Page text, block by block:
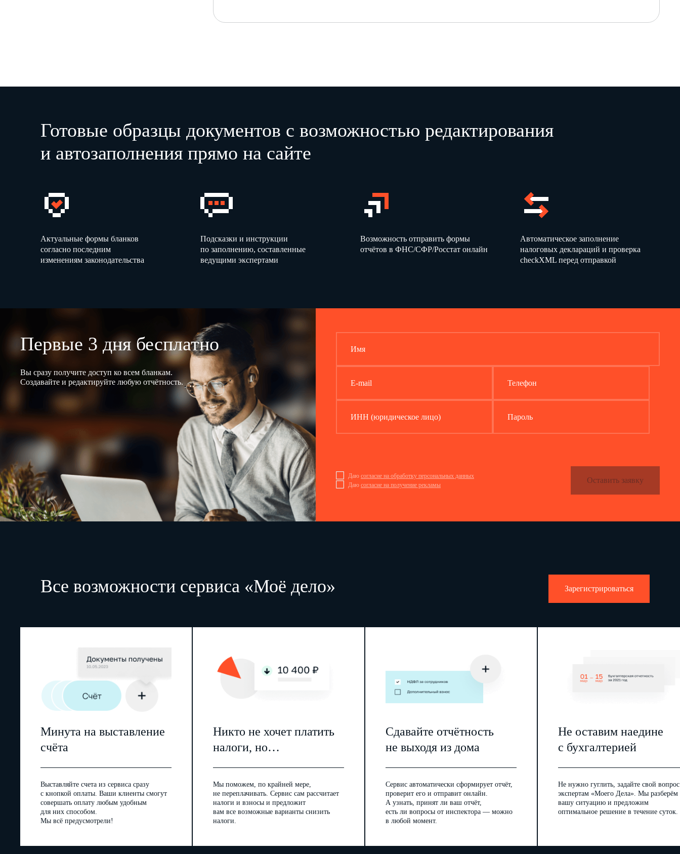
Готовые образцы документов с возможностью редактирования
и автозаполнения прямо на сайте
Актуальные формы бланков
согласно последним
изменениям законодательства
Подсказки и инструкции
по заполнению, составленные
ведущими экспертами
Возможность отправить формы
отчётов в ФНС/СФР/Росстат онлайн
Автоматическое заполнение
налоговых деклараций и проверка
checkXML перед отправкой
Первые 3 дня бесплатно
Вы сразу получите доступ ко всем бланкам.
Создавайте и редактируйте любую отчётность.
Имя
E-mail Телефон
ИНН (юридическое лицо) Пароль
Даю согласие на обработку персональных данных
Даю согласие на получение рекламы
Оставить заявку
Все возможности сервиса «Моё дело» Зарегистрироваться
Минута на выставление
счёта
Выставляйте счета из сервиса сразу
с кнопкой оплаты. Ваши клиенты смогут
совершать оплату любым удобным
для них способом.
Мы всё предусмотрели!
Никто не хочет платить
налоги, но…
Мы поможем, по крайней мере,
не переплачивать. Сервис сам рассчитает
налоги и взносы и предложит
вам все возможные варианты снизить
налоги.
Сдавайте отчётность
не выходя из дома
Сервис автоматически сформирует отчёт,
проверит его и отправит онлайн.
А узнать, принят ли ваш отчёт,
есть ли вопросы от инспектора — можно
в любой момент.
Не оставим наедине
с бухгалтерией
Не нужно гуглить, задайте свой вопрос
экспертам «Моего Дела». Мы разберём
вашу ситуацию и предложим
оптимальное решение в течение суток.